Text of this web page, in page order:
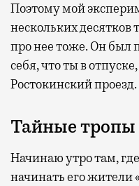
Поэтому мой
нескольких десятков
про нее тоже. Он был
себя, что ты в
Ростокинский проезд.
Тайные тропы
Начинаю утро там,
начинать его